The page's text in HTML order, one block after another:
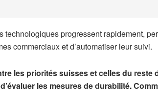
progressent rapidement,
commerciaux et d’automatiser leur suivi.
les priorités suisses et celles du reste
les mesures de durabilité.